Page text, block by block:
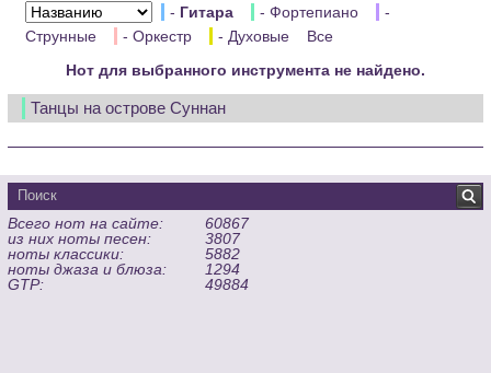
- Гитара - Фортепиано
-
Струнные
- Оркестр - Духовые
Все
Нот для выбранного инструмента не найдено.
Танцы на острове Суннан
Всего нот на сайте:
60867
из них ноты песен:
3807
ноты классики:
5882
ноты джаза и блюза:
1294
GTP:
49884